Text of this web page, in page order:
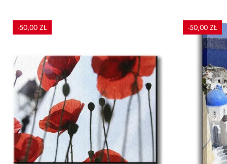
-50,00 ZŁ -50,00 ZŁ